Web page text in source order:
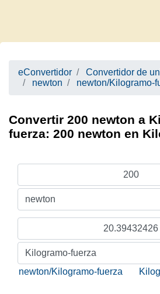
eConvertidor Convertidor de
newton
newton/Kilogramo-
Convertir 200 newton a
fuerza: 200 newton en
newton
Kilogramo-fuerza
newton/Kilogramo-fuerza